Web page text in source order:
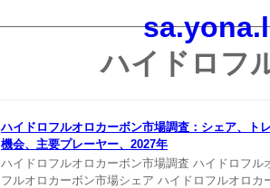
ハイドロフ
ハイドロフルオロカーボン市場調査：シェア、ト
機会、主要プレーヤー、2027年
ハイドロフルオロカーボン市場調査 ハイドロフル
フルオロカーボン市場シェア ハイドロフルオロカ